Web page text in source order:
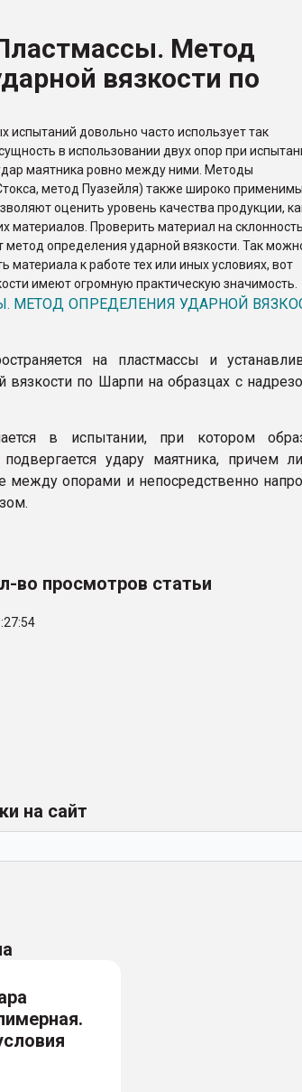
Метод
вязкости по
испытаний довольно часто использует так
в использовании двух опор при
маятника ровно между ними. Методы
метод Пуазейля) также широко
оценить уровень качества продукции,
материалов. Проверить материал на
определения ударной вязкости. Так
материала к работе тех или иных условиях, вот
имеют огромную практическую значимость.
МЕТОД ОПРЕДЕЛЕНИЯ УДАРНОЙ
на пластмассы и
вязкости по Шарпи на образцах с
в испытании, при котором
удару маятника, причем
между опорами и непосредственно
во просмотров статьи
на сайт